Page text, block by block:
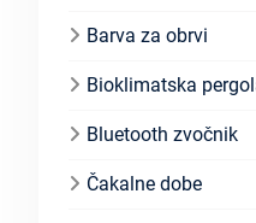
Barva za obrvi
Bioklimatska
Bluetooth zvočnik
Čakalne dobe